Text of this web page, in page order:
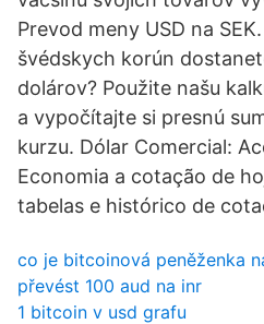
Prevod meny USD na
švédskych korún
dolárov? Použite našu
a vypočítajte si presnú
kurzu. Dólar Comercial:
Economia a cotação de
tabelas e histórico de
co je bitcoinová peněženka
převést 100 aud na inr
1 bitcoin v usd grafu